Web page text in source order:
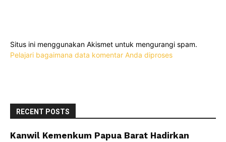
Situs ini menggunakan Akismet untuk mengurangi spam.
Pelajari bagaimana data komentar Anda diproses
RECENT POSTS
Kanwil Kemenkum Papua Barat Hadirkan